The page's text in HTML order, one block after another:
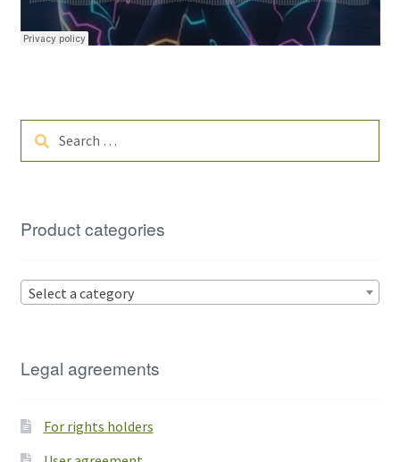
Search
Product categories
Select a category
Legal agreements
For rights holders